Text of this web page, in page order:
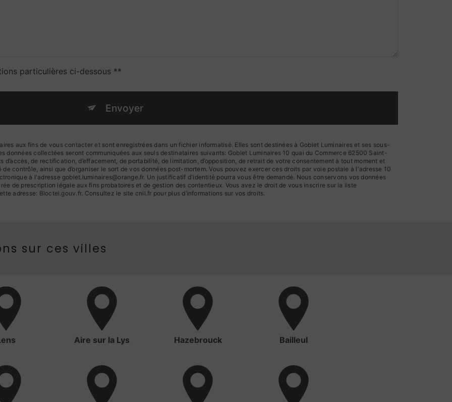
particulières ci-dessous **
Envoyer
aux fins de vous contacter et sont enregistrées dans un fichier informatisé. Elles sont destinées à Goblet Luminaires et ses sous-
données collectées seront communiquées aux seuls destinataires suivants: Goblet Luminaires 10 quai du Commerce 62500 Saint-
d’accès, de rectification, d’effacement, de portabilité, de limitation, d’opposition, de retrait de votre consentement à tout moment et
contrôle, ainsi que d’organiser le sort de vos données post-mortem. Vous pouvez exercer ces droits par voie postale à l'adresse 10
à l'adresse goblet.luminaires@orange.fr. Un justificatif d'identité pourra vous être demandé. Nous conservons vos données
de prescription légale aux fins probatoires et de gestion des contentieux. Vous avez le droit de vous inscrire sur la liste
adresse: Bloctel.gouv.fr. Consultez le site cnil.fr pour plus d’informations sur vos droits.
sur ces villes
Aire sur la Lys Hazebrouck Bailleul